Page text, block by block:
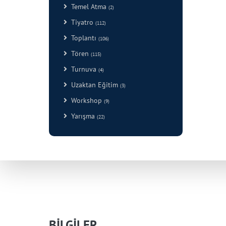
Temel Atma (2)
Tiyatro (112)
Toplantı (106)
Tören (115)
Turnuva (4)
Uzaktan Eğitim (3)
Workshop (9)
Yarışma (22)